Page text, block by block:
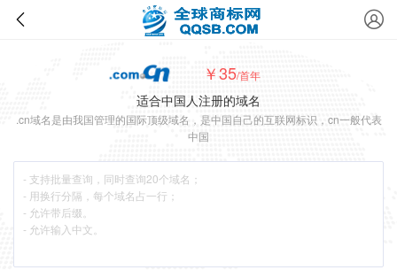
￥35/首年
适合中国人注册的域名
.cn域名是由我国管理的国际顶级域名，是中国自己的互联网标识，cn一般代表
中国